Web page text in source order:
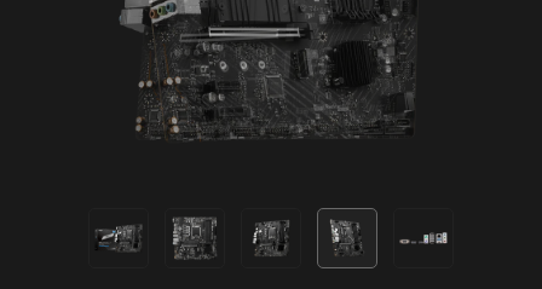
BAR », qui permet aux CPU modernes
d'accéder instantanément à l'intégralité de la
mémoire du GPU pour ainsi grandement
améliorer les performances.